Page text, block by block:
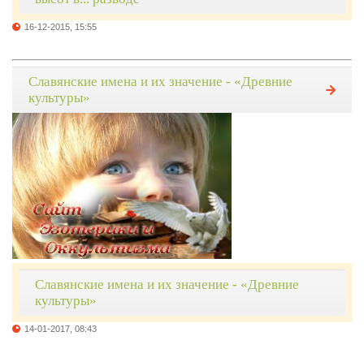
16-12-2015, 15:55
Славянские имена и их значение - «Древние
культуры»
Славянские имена и их значение - «Древние
культуры»
14-01-2017, 08:43